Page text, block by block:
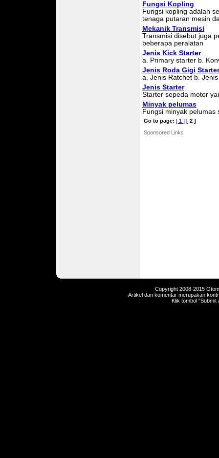
Fungsi Kopling
Fungsi kopling adalah
tenaga putaran mesin
Mekanik Transmisi
Transmisi disebut juga
beberapa peralatan
Jenis Kick Starter
a. Primary starter b.
Jenis Roda Gigi
a. Jenis Ratchet b.
Jenis Starter
Starter sepeda motor
Minyak pelumas
Fungsi minyak pelumas
Go to page: [ 1 ] [ 2 ]
Sponsored Links
Copyright 2008-2015
Artikel dan komentar merupakan
Klik tombol